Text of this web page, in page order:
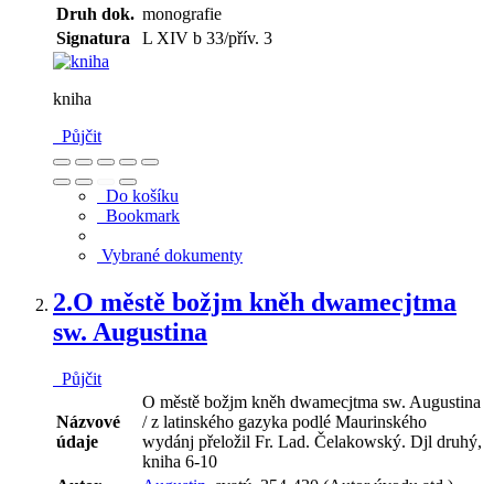
Druh dok. monografie
Signatura
L XIV b 33/přív. 3
kniha
Půjčit
Do košíku
Bookmark
Vybrané dokumenty
2.O městě božjm kněh dwamecjtma
sw. Augustina
Půjčit
Názvové
údaje
O městě božjm kněh dwamecjtma sw. Augustina
/ z latinského gazyka podlé Maurinského
wydánj přeložil Fr. Lad. Čelakowský. Djl druhý,
kniha 6-10